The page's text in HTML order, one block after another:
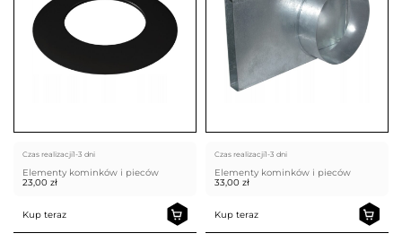
Czas realizacji1-3 dni
Elementy kominków i pieców
23,00 zł
Kup teraz
Czas realizacji1-3 dni
Elementy kominków i pieców
33,00 zł
Kup teraz